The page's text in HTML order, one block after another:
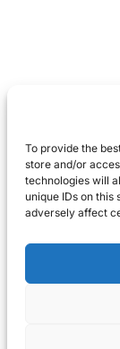
To provide the
store and/or
technologies will
unique IDs on
adversely affect